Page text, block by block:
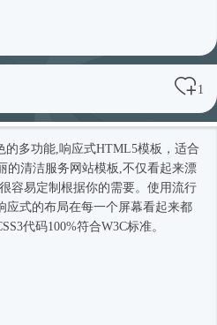
1
的多功能, 响应式HTML5模板 ，适合
的清洁服务 网站模板 ,不仅看起来漂
容易定制根据你的需要。使用流行
应式的布局在每一个屏幕看起来都
代码100%符合W3C标准。